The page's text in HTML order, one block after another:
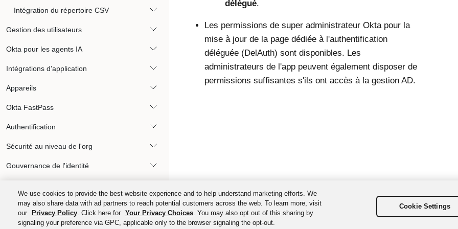
Intégration du répertoire CSV
Gestion des utilisateurs
Okta pour les agents IA
Intégrations d'application
Appareils
Okta FastPass
Authentification
Sécurité au niveau de l'org
Gouvernance de l'identité
Automatisations et appels
Expérience utilisateur
délégué.
Les permissions de super administrateur Oktapour la
mise à jour de la page dédiée à l'authentification
déléguée (DelAuth) sont disponibles. Les
administrateurs de l'app peuvent également disposer de
permissions suffisantes s'ils ont accès à la gestion AD.
We use cookies to provide the best website experience and to help understand marketing efforts. We
may also share data with ad partners to reach potential customers across the web. To learn more, visit
our
Privacy Policy. Click here for Your Privacy Choices. You may also opt out of this sharing by
signaling your preference via GPC, applicable only to the browser signaling the opt-out.
Cookie Settings